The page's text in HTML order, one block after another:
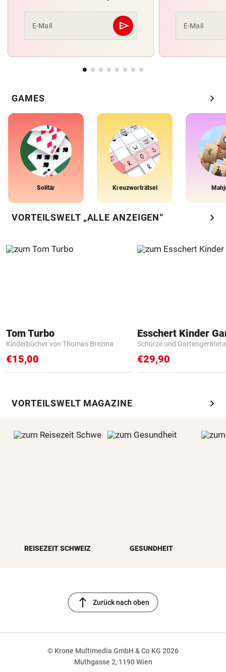
E-Mail send
Abschicken E-Mail
GAMES chevron_right
Solitär Kreuzworträtsel
VORTEILSWELT „ALLE ANZEIGEN“ chevron_right
Tom Turbo
Kinderbücher von Thomas Brezina
€15,00
Schürze und
€29,90
VORTEILSWELT MAGAZINE chevron_right
REISEZEIT SCHWEIZ GESUNDHEIT
north Zurück nach oben
© Krone Multimedia GmbH & Co KG 2026
Muthgasse 2, 1190 Wien